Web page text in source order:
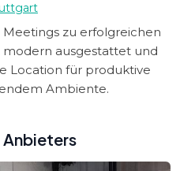
zu erfolgreichen
modern ausgestattet und
Location für produktive
Ambiente.